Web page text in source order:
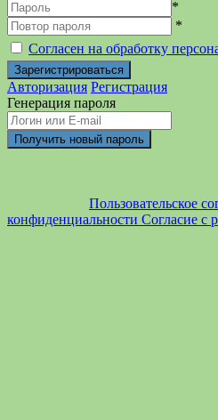
*
*
Согласен на обработку
Авторизация Регистрация
Генерация пароля
Пользовательское
конфиденциальности Согласие с